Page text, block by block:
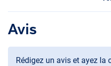
Avis
Rédigez un avis et ayez la